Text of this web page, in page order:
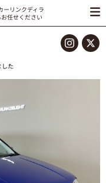
ーリンクディラ
任せください
た